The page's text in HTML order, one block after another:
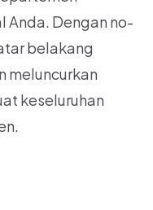
Anda. Dengan no-
belakang
meluncurkan
keseluruhan